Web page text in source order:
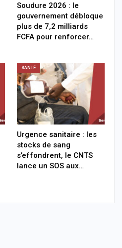
Soudure 2026 : le
gouvernement débloque
plus de 7,2 milliards
FCFA pour renforcer…
SANTÉ
Urgence sanitaire : les
stocks de sang
s’effondrent, le CNTS
lance un SOS aux…